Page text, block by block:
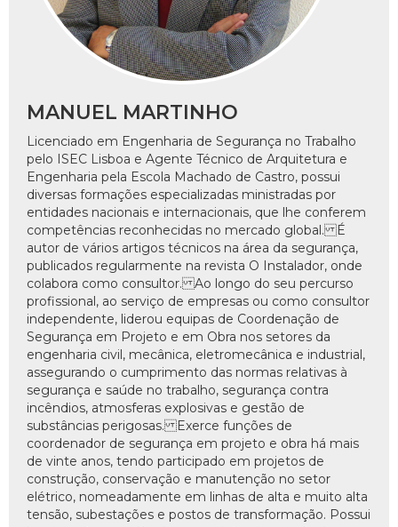
MANUEL MARTINHO
Licenciado em Engenharia de Segurança no Trabalho
pelo ISEC Lisboa e Agente Técnico de Arquitetura e
Engenharia pela Escola Machado de Castro, possui
diversas formações especializadas ministradas por
entidades nacionais e internacionais, que lhe conferem
competências reconhecidas no mercado global. É
autor de vários artigos técnicos na área da segurança,
publicados regularmente na revista O Instalador, onde
colabora como consultor. Ao longo do seu percurso
profissional, ao serviço de empresas ou como consultor
independente, liderou equipas de Coordenação de
Segurança em Projeto e em Obra nos setores da
engenharia civil, mecânica, eletromecânica e industrial,
assegurando o cumprimento das normas relativas à
segurança e saúde no trabalho, segurança contra
incêndios, atmosferas explosivas e gestão de
substâncias perigosas. Exerce funções de
coordenador de segurança em projeto e obra há mais
de vinte anos, tendo participado em projetos de
construção, conservação e manutenção no setor
elétrico, nomeadamente em linhas de alta e muito alta
tensão, subestações e postos de transformação. Possui